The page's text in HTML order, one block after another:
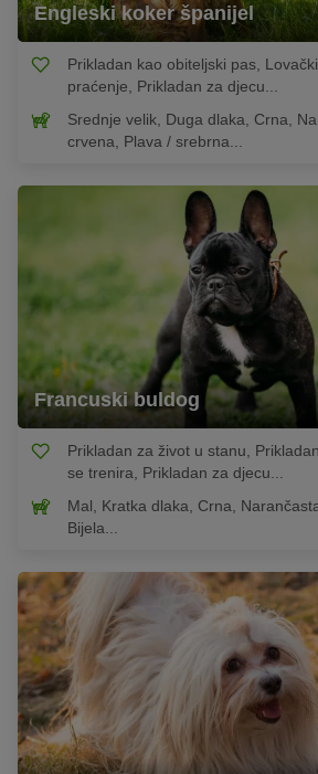
Engleski koker španijel
Prikladan kao obiteljski pas,
praćenje, Prikladan za djecu...
Srednje velik, Duga dlaka, Crna,
crvena, Plava / srebrna...
Francuski buldog
Prikladan za život u stanu,
se trenira, Prikladan za djecu...
Mal, Kratka dlaka, Crna,
Bijela...